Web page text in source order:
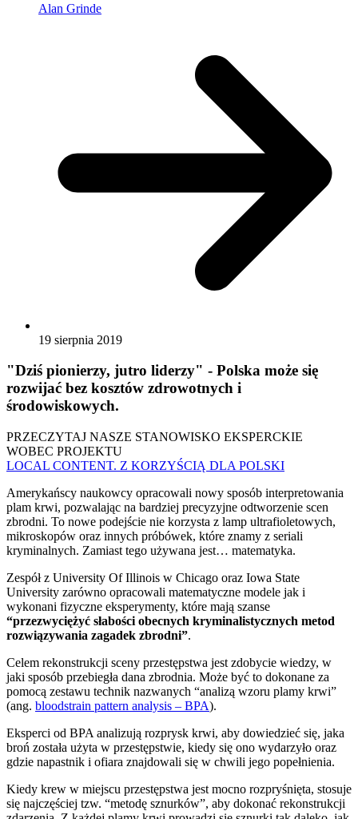
Alan Grinde
19 sierpnia 2019
"Dziś pionierzy, jutro liderzy" - Polska może się
rozwijać bez kosztów zdrowotnych i
środowiskowych.
PRZECZYTAJ NASZE STANOWISKO EKSPERCKIE
WOBEC PROJEKTU
LOCAL CONTENT. Z KORZYŚCIĄ DLA POLSKI
Amerykańscy naukowcy opracowali nowy sposób interpretowania
plam krwi, pozwalając na bardziej precyzyjne odtworzenie scen
zbrodni. To nowe podejście nie korzysta z lamp ultrafioletowych,
mikroskopów oraz innych próbówek, które znamy z seriali
kryminalnych. Zamiast tego używana jest… matematyka.
Zespół z University Of Illinois w Chicago oraz Iowa State
University zarówno opracowali matematyczne modele jak i
wykonani fizyczne eksperymenty, które mają szanse
“przezwyciężyć słabości obecnych kryminalistycznych metod
rozwiązywania zagadek zbrodni”.
Celem rekonstrukcji sceny przestępstwa jest zdobycie wiedzy, w
jaki sposób przebiegła dana zbrodnia. Może być to dokonane za
pomocą zestawu technik nazwanych “analizą wzoru plamy krwi”
(ang. bloodstrain pattern analysis – BPA).
Eksperci od BPA analizują rozprysk krwi, aby dowiedzieć się, jaka
broń została użyta w przestępstwie, kiedy się ono wydarzyło oraz
gdzie napastnik i ofiara znajdowali się w chwili jego popełnienia.
Kiedy krew w miejscu przestępstwa jest mocno rozpryśnięta, stosuje
się najczęściej tzw. “metodę sznurków”, aby dokonać rekonstrukcji